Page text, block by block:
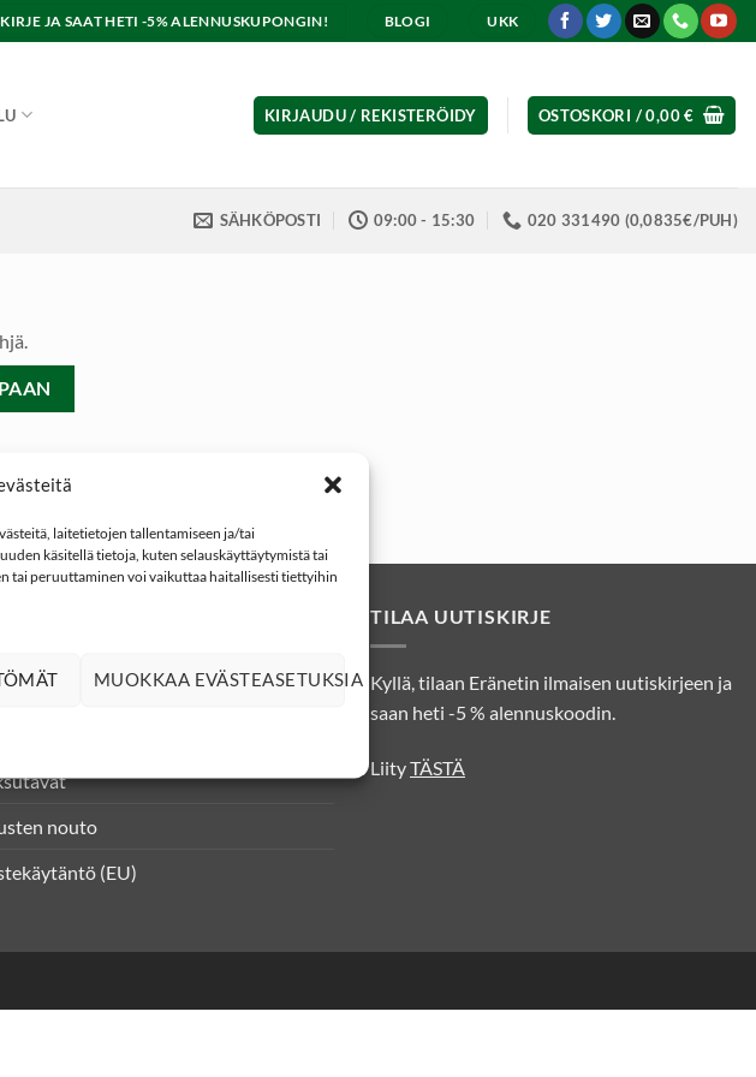
laitetietojen tallentamiseen ja/tai
käsitellä tietoja, kuten selauskäyttäytymistä tai
tai peruuttaminen voi vaikuttaa haitallisesti tiettyihin
MUOKKAA EVÄSTEASETUKSIA
JA SAAT HETI -5% ALENNUSKUPONGIN! BLOGI UKK
KIRJAUDU / REKISTERÖIDY OSTOSKORI /0,00€
SÄHKÖPOSTI 09:00 - 15:30 020 331490 (0,0835€/PUH)
ja tietosuojatiedot
nouto
(EU)
TILAA UUTISKIRJE
Kyllä, tilaan Eränetin ilmaisen uutiskirjeen ja
saan heti -5 % alennuskoodin.
LiityTÄSTÄ